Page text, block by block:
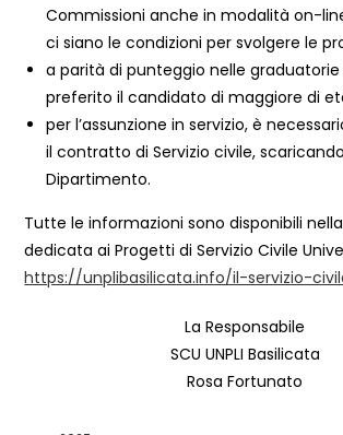
Commissioni anche in modalità on-
ci siano le condizioni per svolgere le
a parità di punteggio nelle graduatorie
preferito il candidato di maggiore di
per l’assunzione in servizio, è
il contratto di Servizio civile,
Dipartimento.
Tutte le informazioni sono disponibili
dedicata ai Progetti di Servizio Civile
https://unplibasilicata.info/il-servizio-
La Responsabile
SCU UNPLI Basilicata
Rosa Fortunato